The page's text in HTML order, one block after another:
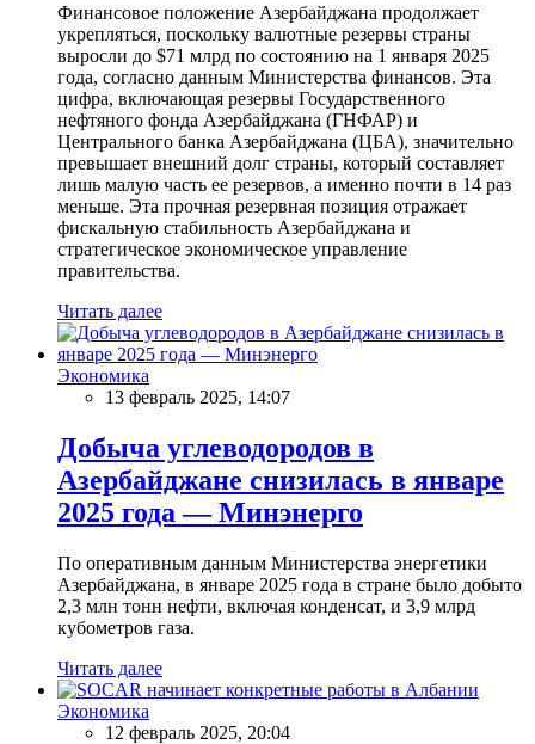
Финансовое положение Азербайджана продолжает
укрепляться, поскольку валютные резервы страны
выросли до $71 млрд по состоянию на 1 января 2025
года, согласно данным Министерства финансов. Эта
цифра, включающая резервы Государственного
нефтяного фонда Азербайджана (ГНФАР) и
Центрального банка Азербайджана (ЦБА), значительно
превышает внешний долг страны, который составляет
лишь малую часть ее резервов, а именно почти в 14 раз
меньше. Эта прочная резервная позиция отражает
фискальную стабильность Азербайджана и
стратегическое экономическое управление
правительства.
Читать далее
Экономика
13 февраль 2025, 14:07
Добыча углеводородов в
Азербайджане снизилась в январе
2025 года — Минэнерго
По оперативным данным Министерства энергетики
Азербайджана, в январе 2025 года в стране было добыто
2,3 млн тонн нефти, включая конденсат, и 3,9 млрд
кубометров газа.
Читать далее
Экономика
12 февраль 2025, 20:04